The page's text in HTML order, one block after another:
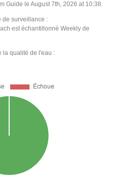
Guide le August 7th, 2026 at 10:38.
de surveillance :
est échantillonné Weekly de
la qualité de l'eau :